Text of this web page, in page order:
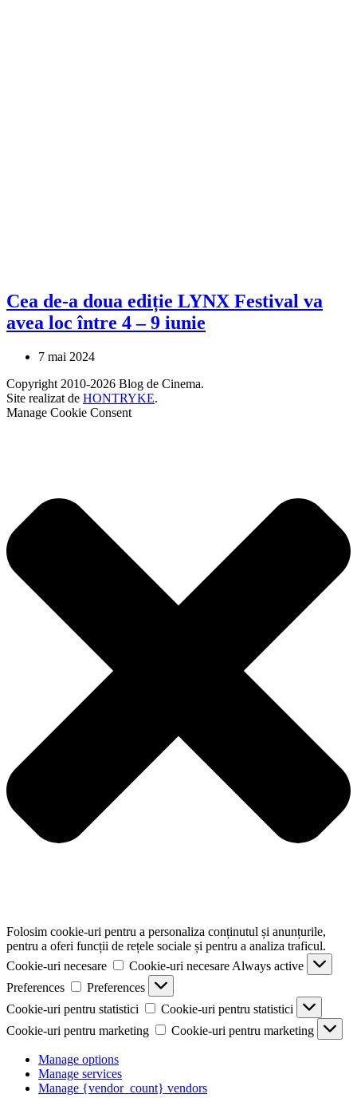
Cea de-a doua ediție LYNX Festival va
avea loc între 4 – 9 iunie
7 mai 2024
Copyright 2010-2026 Blog de Cinema.
Site realizat de HONTRYKE.
Manage Cookie Consent
Folosim cookie-uri pentru a personaliza conținutul și anunțurile,
pentru a oferi funcții de rețele sociale și pentru a analiza traficul.
Cookie-uri necesare
Cookie-uri necesare Always active
Preferences
Preferences
Cookie-uri pentru statistici
Cookie-uri pentru statistici
Cookie-uri pentru marketing
Cookie-uri pentru marketing
Manage options
Manage services
Manage {vendor_count} vendors